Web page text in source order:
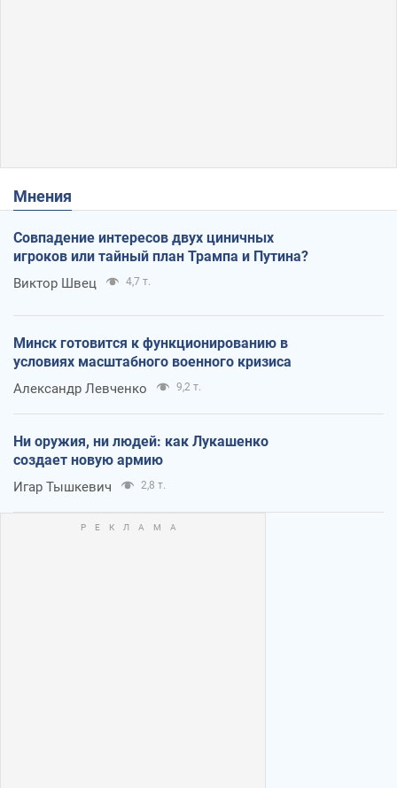
Мнения
Совпадение интересов двух циничных
игроков или тайный план Трампа и Путина?
Виктор Швец 4,7 т.
Минск готовится к функционированию в
условиях масштабного военного кризиса
Александр Левченко 9,2 т.
Ни оружия, ни людей: как Лукашенко
создает новую армию
Игар Тышкевич 2,8 т.